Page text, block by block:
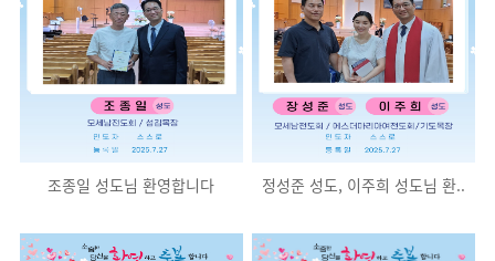
조종일 성도님 환영합니다 정성준 성도, 이주희 성도님 환..